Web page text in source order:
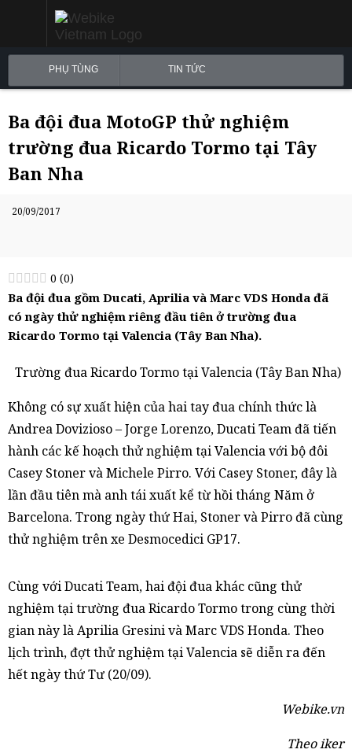
PHỤ TÙNG TIN TỨC
Ba đội đua MotoGP thử nghiệm
trường đua Ricardo Tormo tại Tây
Ban Nha
20/09/2017
0 (0)
Ba đội đua gồm Ducati, Aprilia và Marc VDS Honda đã
có ngày thử nghiệm riêng đầu tiên ở trường đua
Ricardo Tormo tại Valencia (Tây Ban Nha).
Trường đua Ricardo Tormo tại Valencia (Tây Ban Nha)
Không có sự xuất hiện của hai tay đua chính thức là
Andrea Dovizioso – Jorge Lorenzo, Ducati Team đã tiến
hành các kế hoạch thử nghiệm tại Valencia với bộ đôi
Casey Stoner và Michele Pirro. Với Casey Stoner, đây là
lần đầu tiên mà anh tái xuất kể từ hồi tháng Năm ở
Barcelona. Trong ngày thứ Hai, Stoner và Pirro đã cùng
thử nghiệm trên xe Desmocedici GP17.
Cùng với Ducati Team, hai đội đua khác cũng thử
nghiệm tại trường đua Ricardo Tormo trong cùng thời
gian này là Aprilia Gresini và Marc VDS Honda. Theo
lịch trình, đợt thử nghiệm tại Valencia sẽ diễn ra đến
hết ngày thứ Tư (20/09).
Webike.vn
Theo iker